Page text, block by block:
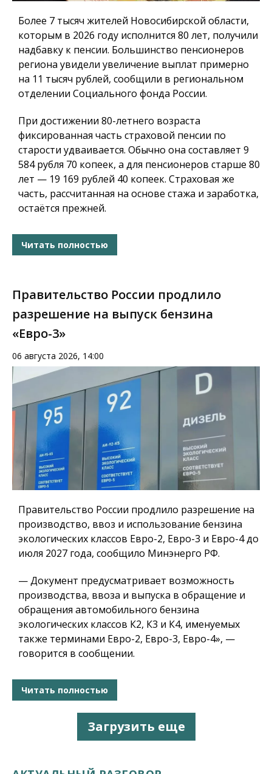
Более 7 тысяч жителей Новосибирской области,
которым в 2026 году исполнится 80 лет, получили
надбавку к пенсии. Большинство пенсионеров
региона увидели увеличение выплат примерно
на 11 тысяч рублей, сообщили в региональном
отделении Социального фонда России.
При достижении 80-летнего возраста
фиксированная часть страховой пенсии по
старости удваивается. Обычно она составляет 9
584 рубля 70 копеек, а для пенсионеров старше 80
лет — 19 169 рублей 40 копеек. Страховая же
часть, рассчитанная на основе стажа и заработка,
остаётся прежней.
Читать полностью
Правительство России продлило
разрешение на выпуск бензина
«Евро-3»
06 августа 2026, 14:00
Правительство России продлило разрешение на
производство, ввоз и использование бензина
экологических классов Евро-2, Евро-3 и Евро-4 до
июля 2027 года, сообщило Минэнерго РФ.
— Документ предусматривает возможность
производства, ввоза и выпуска в обращение и
обращения автомобильного бензина
экологических классов К2, К3 и К4, именуемых
также терминами Евро-2, Евро-3, Евро-4», —
говорится в сообщении.
Читать полностью
Загрузить еще